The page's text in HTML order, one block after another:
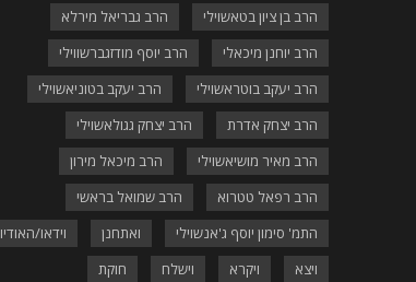
הרב בן ציון בטאשוילי
הרב גבריאל מירלא
הרב יוחנן מיכאלי
הרב יוסף מודזגברשווילי
הרב יעקב בוטראשוילי
הרב יעקב בטוניאשוילי
הרב יצחק אדרת
הרב יצחק גגולאשוילי
הרב מאיר מושיאשוילי
הרב מיכאל מירון
הרב רפאל טטרוא
הרב שמואל בראשי
התמ' סימון יוסף ג'אנשוילי
ואתחנן וידאו/האודיו
ויצא
ויקרא וישלח
חוקת